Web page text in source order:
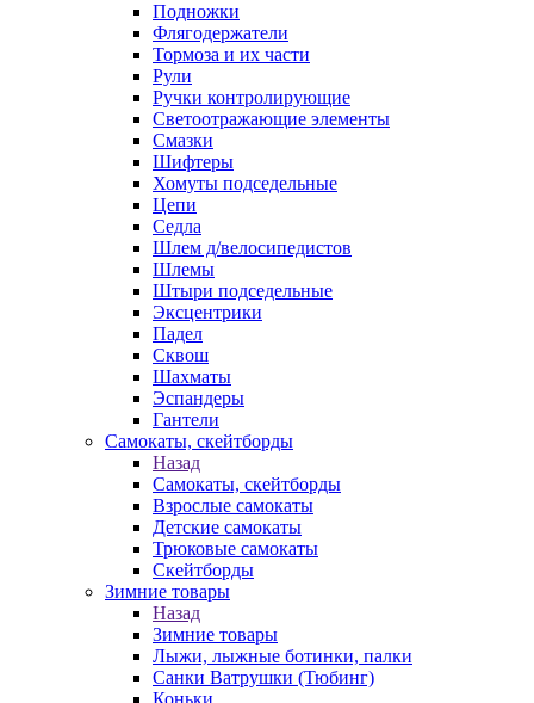
Подножки
Флягодержатели
Тормоза и их части
Рули
Ручки контролирующие
Светоотражающие элементы
Смазки
Шифтеры
Хомуты подседельные
Цепи
Седла
Шлем д/велосипедистов
Шлемы
Штыри подседельные
Эксцентрики
Падел
Сквош
Шахматы
Эспандеры
Гантели
Самокаты, скейтборды
Назад
Самокаты, скейтборды
Взрослые самокаты
Детские самокаты
Трюковые самокаты
Скейтборды
Зимние товары
Назад
Зимние товары
Лыжи, лыжные ботинки, палки
Санки Ватрушки (Тюбинг)
Коньки